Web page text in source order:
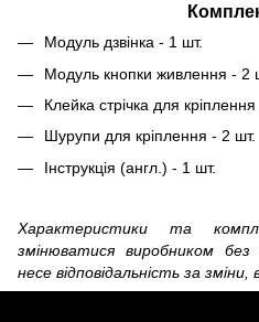
Модуль дзвінка - 1 шт.
Модуль кнопки живлення - 2
Клейка стрічка для
Шурупи для кріплення - 2 шт.
Інструкція (англ.) - 1 шт.
Характеристики та
змінюватися виробником
несе відповідальність за зміни,